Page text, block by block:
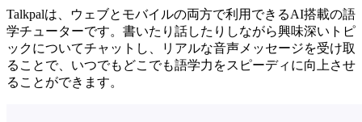
Talkpalは、ウェブとモバイルの両方で利用できるAI搭載の語
学チューターです。書いたり話したりしながら興味深いトピ
ックについてチャットし、リアルな音声メッセージを受け取
ることで、いつでもどこでも語学力をスピーディに向上させ
ることができます。